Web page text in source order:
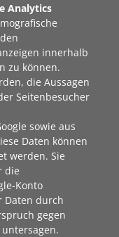
Analytics
innerhalb
zu können.
die Aussagen
Seitenbesucher
sowie aus
Daten können
werden. Sie
die
Konto
Daten durch
gegen